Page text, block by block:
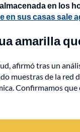
en los
en sus casas sale
amarilla
afirmó tras un
muestras de la
Confirmamos